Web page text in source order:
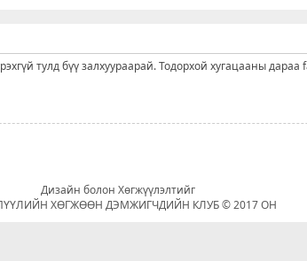
тулд бүү залхуураарай. Тодорхой хугацааны
Дизайн болон Хөгжүүлэлтийг
ХӨГЖӨӨН ДЭМЖИГЧДИЙН КЛУБ © 2017 ОН